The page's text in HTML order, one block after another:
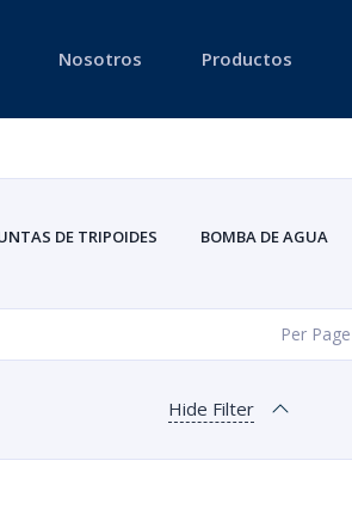
Nosotros Productos
DE TRIPOIDES BOMBA DE AGUA
RODAMIENTOS
Per Page
Hide Filter